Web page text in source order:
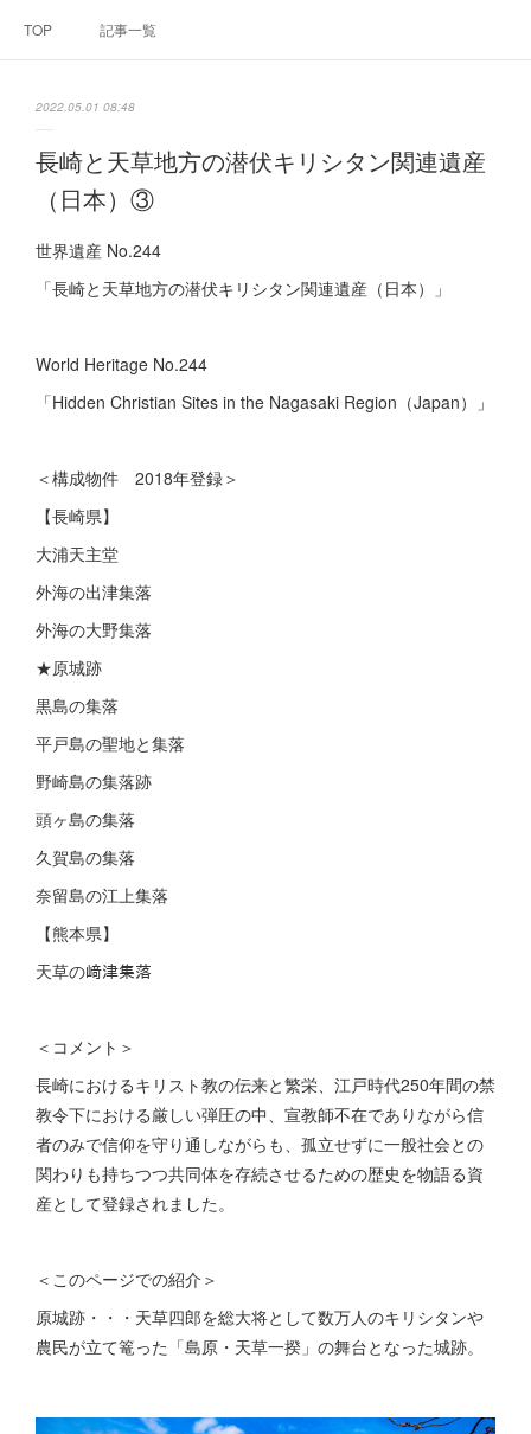
TOP 記事一覧
2022.05.01 08:48
長崎と天草地方の潜伏キリシタン関連遺産
（日本）③
世界遺産 No.244
「長崎と天草地方の潜伏キリシタン関連遺産（日本）」
World Heritage No.244
「Hidden Christian Sites in the Nagasaki Region（Japan）」
＜構成物件 2018年登録＞
【長崎県】
大浦天主堂
外海の出津集落
外海の大野集落
★原城跡
黒島の集落
平戸島の聖地と集落
野崎島の集落跡
頭ヶ島の集落
久賀島の集落
奈留島の江上集落
【熊本県】
天草の﨑津集落
＜コメント＞
長崎におけるキリスト教の伝来と繁栄、江戸時代250年間の禁
教令下における厳しい弾圧の中、宣教師不在でありながら信
者のみで信仰を守り通しながらも、孤立せずに一般社会との
関わりも持ちつつ共同体を存続させるための歴史を物語る資
産として登録されました。
＜このページでの紹介＞
原城跡・・・天草四郎を総大将として数万人のキリシタンや
農民が立て篭った「島原・天草一揆」の舞台となった城跡。